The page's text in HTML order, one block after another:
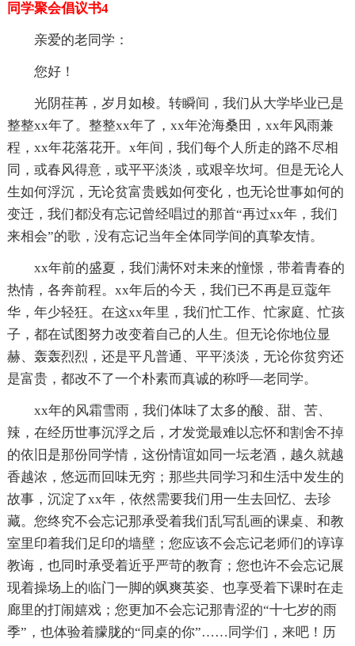
同学聚会倡议书4
亲爱的老同学：
您好！
光阴荏苒，岁月如梭。转瞬间，我们从大学毕业已是
整整xx年了。整整xx年了，xx年沧海桑田，xx年风雨兼
程，xx年花落花开。x年间，我们每个人所走的路不尽相
同，或春风得意，或平平淡淡，或艰辛坎坷。但是无论人
生如何浮沉，无论贫富贵贱如何变化，也无论世事如何的
变迁，我们都没有忘记曾经唱过的那首“再过xx年，我们
来相会”的歌，没有忘记当年全体同学间的真挚友情。
xx年前的盛夏，我们满怀对未来的憧憬，带着青春的
热情，各奔前程。xx年后的今天，我们已不再是豆蔻年
华，年少轻狂。在这xx年里，我们忙工作、忙家庭、忙孩
子，都在试图努力改变着自己的人生。但无论你地位显
赫、轰轰烈烈，还是平凡普通、平平淡淡，无论你贫穷还
是富贵，都改不了一个朴素而真诚的称呼—老同学。
xx年的风霜雪雨，我们体味了太多的酸、甜、苦、
辣，在经历世事沉浮之后，才发觉最难以忘怀和割舍不掉
的依旧是那份同学情，这份情谊如同一坛老酒，越久就越
香越浓，悠远而回味无穷；那些共同学习和生活中发生的
故事，沉淀了xx年，依然需要我们用一生去回忆、去珍
藏。您终究不会忘记那承受着我们乱写乱画的课桌、和教
室里印着我们足印的墙壁；您应该不会忘记老师们的谆谆
教诲，也同时承受着近乎严苛的教育；您也许不会忘记展
现着操场上的临门一脚的飒爽英姿、也享受着下课时在走
廊里的打闹嬉戏；您更加不会忘记那青涩的“十七岁的雨
季”，也体验着朦胧的“同桌的你”……同学们，来吧！历